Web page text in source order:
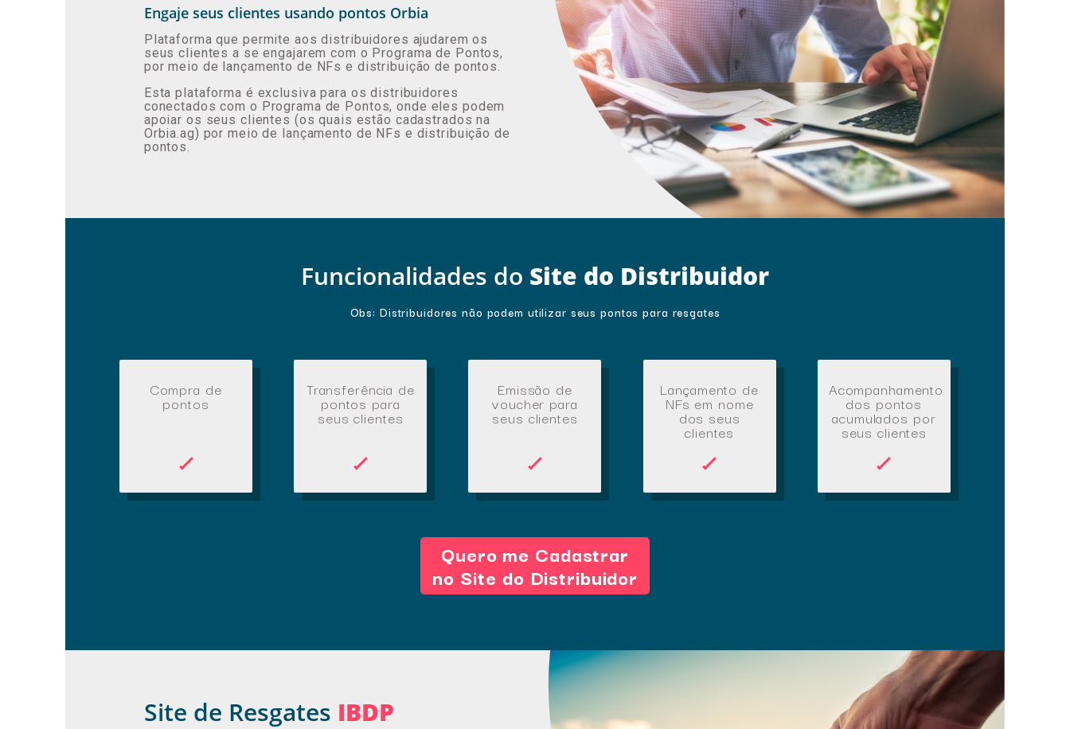
Engaje seus clientes usando pontos Orbia
Plataforma que permite aos distribuidores ajudarem os
seus clientes a se engajarem com o Programa de Pontos,
por meio de lançamento de NFs e distribuição de pontos.
Esta plataforma é exclusiva para os distribuidores
conectados com o Programa de Pontos, onde eles podem
apoiar os seus clientes (os quais estão cadastrados na
Orbia.ag) por meio de lançamento de NFs e distribuição de
pontos.
Funcionalidades do Site do Distribuidor
Obs: Distribuidores não podem utilizar seus pontos para resgates
Compra de
pontos
Transferência de
pontos para
seus clientes
Emissão de
voucher para
seus clientes
Lançamento de
NFs em nome
dos seus
clientes
Acompanhamento
dos pontos
acumulados por
seus clientes
Quero me Cadastrar
no Site do Distribuidor
Site de Resgates IBDP